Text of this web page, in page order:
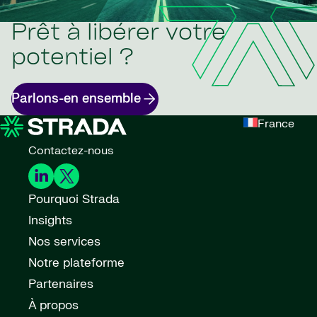
Prêt à libérer votre
potentiel ?
Parlons-en ensemble
France
Contactez-nous
Pourquoi Strada
Insights
Nos services
Notre plateforme
Partenaires
À propos